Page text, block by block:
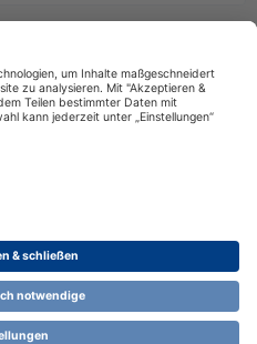
Thema
Einstellungen